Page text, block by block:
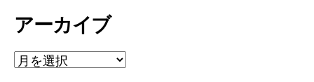
アーカイブ
ア
ー